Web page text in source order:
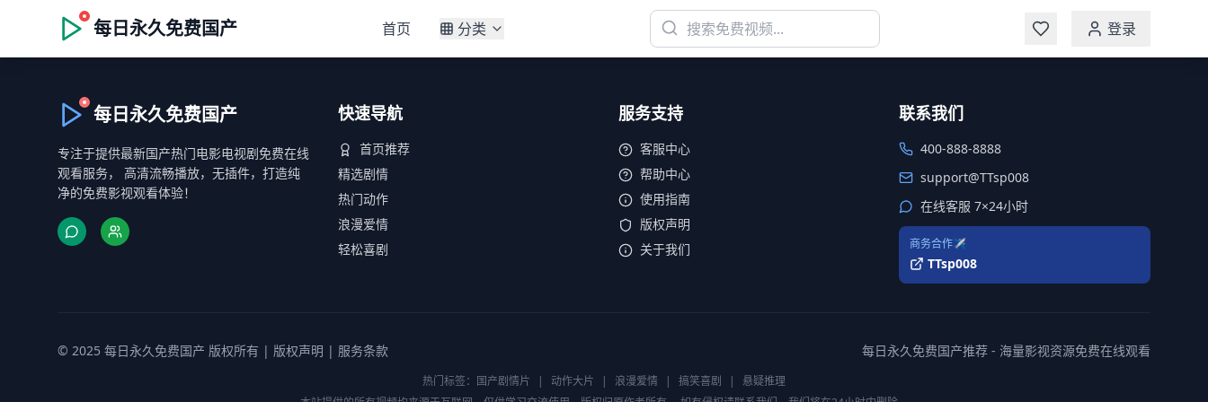
每日永久免费国产 首页 分类 登录
每日永久免费国产
专注于提供最新国产热门电影电视剧免费在线
观看服务， 高清流畅播放，无插件，打造纯
净的免费影视观看体验！
快速导航
首页推荐
精选剧情
热门动作
浪漫爱情
轻松喜剧
服务支持
客服中心
帮助中心
使用指南
版权声明
关于我们
联系我们
400-888-8888
support@TTsp008
在线客服 7×24小时
商务合作✈️
TTsp008
© 2025 每日永久免费国产 版权所有 | 版权声明 | 服务条款 每日永久免费国产推荐 - 海量影视资源免费在线观看
热门标签： 国产剧情片 | 动作大片 | 浪漫爱情 | 搞笑喜剧 |
悬疑推理